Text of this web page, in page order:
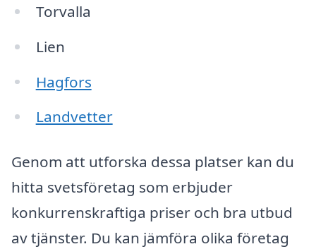
Torvalla
Lien
Hagfors
Landvetter
Genom att utforska dessa platser kan du
hitta svetsföretag som erbjuder
konkurrenskraftiga priser och bra utbud
av tjänster. Du kan jämföra olika företag